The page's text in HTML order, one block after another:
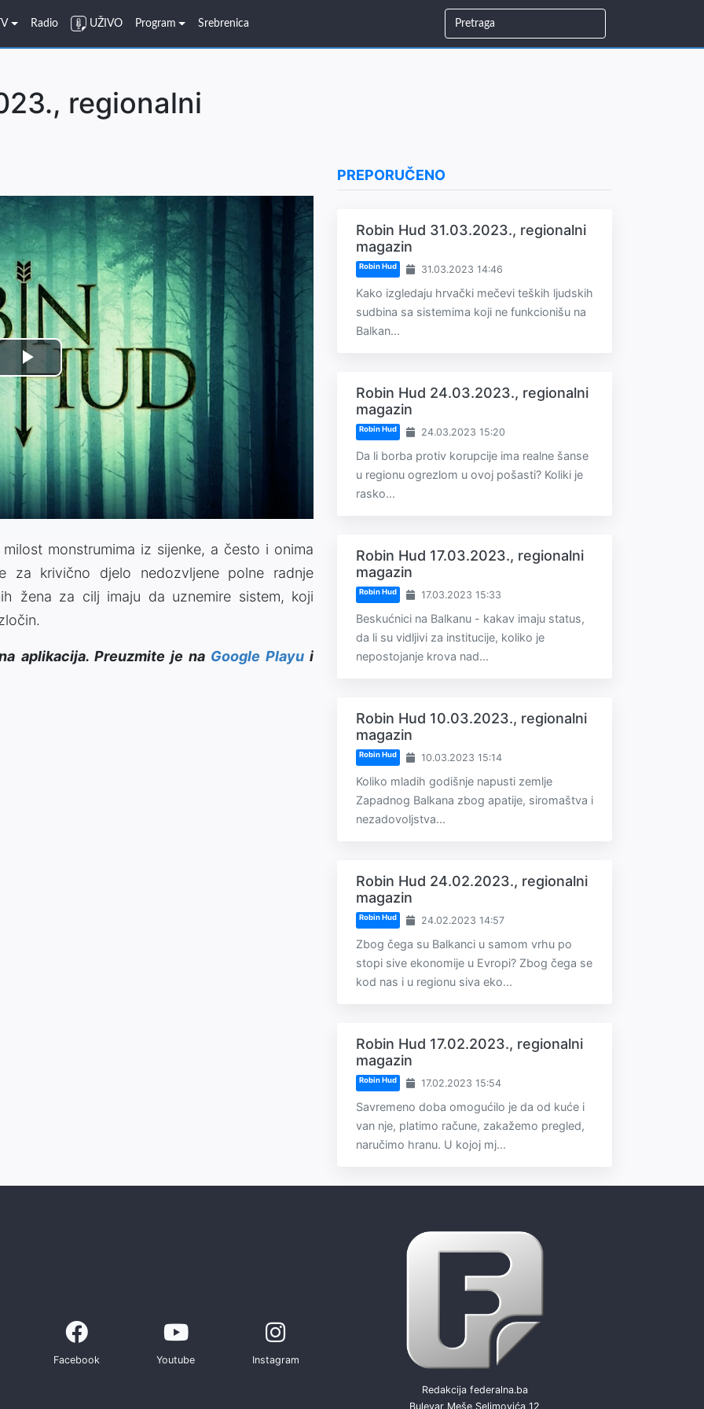
Radio UŽIVO Program Srebrenica
regionalni
Play
Video
monstrumima iz sijenke, a često i onima
za krivično djelo nedozvljene polne radnje
žena za cilj imaju da uznemire sistem, koji
aplikacija. Preuzmite je na Google Playui
PREPORUČENO
Robin Hud 31.03.2023., regionalni
magazin
Robin Hud 31.03.2023 14:46
Kako izgledaju hrvački mečevi teških ljudskih
sudbina sa sistemima koji ne funkcionišu na
Balkan...
Robin Hud 24.03.2023., regionalni
magazin
Robin Hud 24.03.2023 15:20
Da li borba protiv korupcije ima realne šanse
u regionu ogrezlom u ovoj pošasti? Koliki je
rasko...
Robin Hud 17.03.2023., regionalni
magazin
Robin Hud 17.03.2023 15:33
Beskućnici na Balkanu - kakav imaju status,
da li su vidljivi za institucije, koliko je
nepostojanje krova nad...
Robin Hud 10.03.2023., regionalni
magazin
Robin Hud 10.03.2023 15:14
Koliko mladih godišnje napusti zemlje
Zapadnog Balkana zbog apatije, siromaštva i
nezadovoljstva...
Robin Hud 24.02.2023., regionalni
magazin
Robin Hud 24.02.2023 14:57
Zbog čega su Balkanci u samom vrhu po
stopi sive ekonomije u Evropi? Zbog čega se
kod nas i u regionu siva eko...
Robin Hud 17.02.2023., regionalni
magazin
Robin Hud 17.02.2023 15:54
Savremeno doba omogućilo je da od kuće i
van nje, platimo račune, zakažemo pregled,
naručimo hranu. U kojoj mj...
Facebook Youtube Instagram
Redakcija federalna.ba
Bulevar Meše Selimovića 12